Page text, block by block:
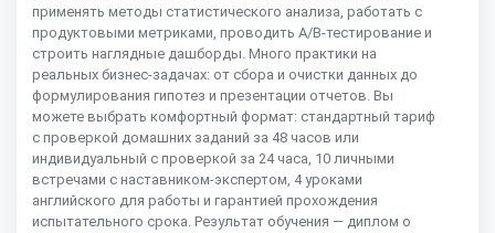
применять методы статистического анализа, работать с
продуктовыми метриками, проводить A/B-тестирование и
строить наглядные дашборды. Много практики на
реальных бизнес-задачах: от сбора и очистки данных до
формулирования гипотез и презентации отчетов. Вы
можете выбрать комфортный формат: стандартный тариф
с проверкой домашних заданий за 48 часов или
индивидуальный с проверкой за 24 часа, 10 личными
встречами с наставником-экспертом, 4 уроками
английского для работы и гарантией прохождения
испытательного срока. Результат обучения — диплом о